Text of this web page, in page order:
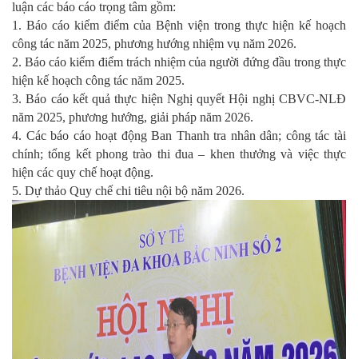
luận các báo cáo trọng tâm gồm:
1. Báo cáo kiểm điểm của Bệnh viện trong thực hiện kế hoạch
công tác năm 2025, phương hướng nhiệm vụ năm 2026.
2. Báo cáo kiểm điểm trách nhiệm của người đứng đầu trong thực
hiện kế hoạch công tác năm 2025.
3. Báo cáo kết quả thực hiện Nghị quyết Hội nghị CBVC-NLĐ
năm 2025, phương hướng, giải pháp năm 2026.
4. Các báo cáo hoạt động Ban Thanh tra nhân dân; công tác tài
chính; tổng kết phong trào thi đua – khen thưởng và việc thực
hiện các quy chế hoạt động.
5. Dự thảo Quy chế chi tiêu nội bộ năm 2026.